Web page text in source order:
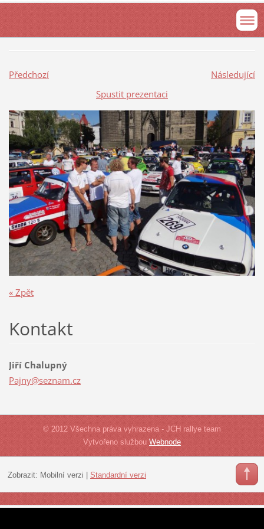
Předchozí
Následující
Spustit prezentaci
« Zpět
Kontakt
Jiří Chalupný
Pajny@seznam.cz
© 2012 Všechna práva vyhrazena - JCH rallye team
Vytvořeno službou Webnode
Zobrazit: Mobilní verzi | Standardní verzi